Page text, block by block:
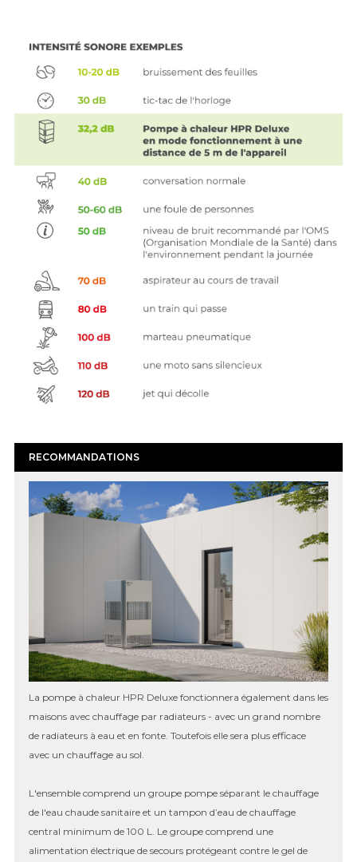
RECOMMANDATIONS
La pompe à chaleur HPR Deluxe fonctionnera également dans les
maisons avec chauffage par radiateurs - avec un grand nombre
de radiateurs à eau et en fonte. Toutefois elle sera plus efficace
avec un chauffage au sol.
L'ensemble comprend un groupe pompe séparant le chauffage
de l'eau chaude sanitaire et un tampon d’eau de chauffage
central minimum de 100 L. Le groupe comprend une
alimentation électrique de secours protégeant contre le gel de